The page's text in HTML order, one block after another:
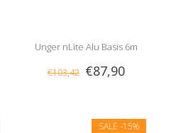
Unger nLite Alu Basis 6m
Telescoopsteel
€103,42 €87,90
SALE -15%